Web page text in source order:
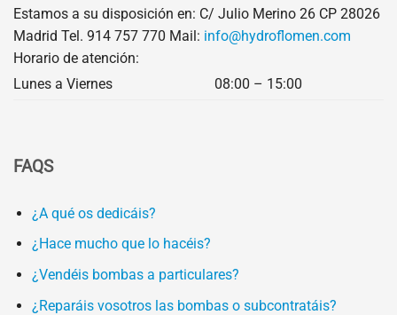
Estamos a su disposición en: C/ Julio Merino 26 CP 28026
Madrid Tel. 914 757 770 Mail: info@hydroflomen.com
Horario de atención:
Lunes a Viernes
08:00 – 15:00
FAQS
¿A qué os dedicáis?
¿Hace mucho que lo hacéis?
¿Vendéis bombas a particulares?
¿Reparáis vosotros las bombas o subcontratáis?